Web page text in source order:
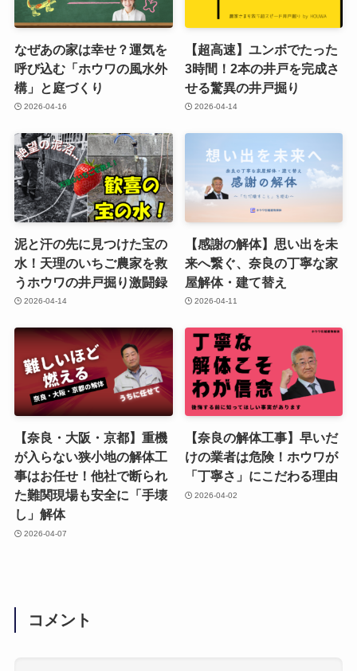
なぜあの家は幸せ？運気を
呼び込む「ホウワの風水外
構」と庭づくり
2026-04-16
【超高速】ユンボでたった
3時間！2本の井戸を完成さ
せる驚異の井戸掘り
2026-04-14
泥と汗の先に見つけた宝の
水！天理のいちご農家を救
うホウワの井戸掘り激闘録
2026-04-14
【感謝の解体】思い出を未
来へ繋ぐ、奈良の丁寧な家
屋解体・建て替え
2026-04-11
【奈良・大阪・京都】重機
が入らない狭小地の解体工
事はお任せ！他社で断られ
た難関現場も安全に「手壊
し」解体
2026-04-07
【奈良の解体工事】早いだ
けの業者は危険！ホウワが
「丁寧さ」にこだわる理由
2026-04-02
コメント